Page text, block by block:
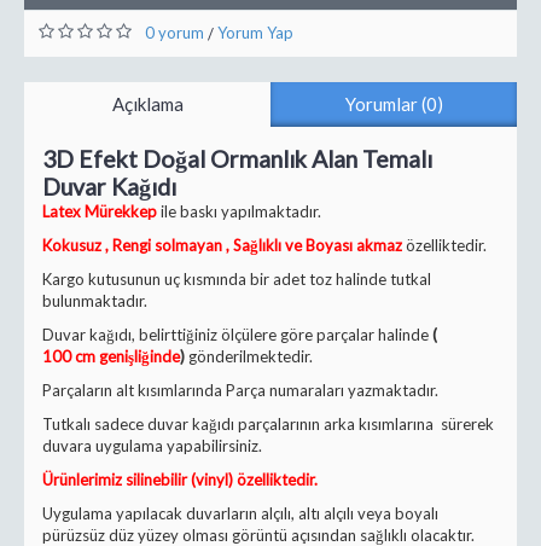
0 yorum /Yorum Yap
Açıklama Yorumlar (0)
3D Efekt Doğal Ormanlık Alan Temalı
Duvar Kağıdı
Latex Mürekkepile baskı yapılmaktadır.
Kokusuz , Rengi solmayan , Sağlıklı ve Boyası akmazözelliktedir.
Kargo kutusunun uç kısmında bir adet toz halinde tutkal
bulunmaktadır.
Duvar kağıdı, belirttiğiniz ölçülere göre parçalar halinde(
100 cm genişliğinde) gönderilmektedir.
Parçaların alt kısımlarında Parça numaraları yazmaktadır.
Tutkalı sadece duvar kağıdı parçalarının arka kısımlarına sürerek
duvara uygulama yapabilirsiniz.
Ürünlerimiz silinebilir (vinyl) özelliktedir.
Uygulama yapılacak duvarların alçılı, altı alçılı veya boyalı
pürüzsüz düz yüzey olması görüntü açısından sağlıklı olacaktır.